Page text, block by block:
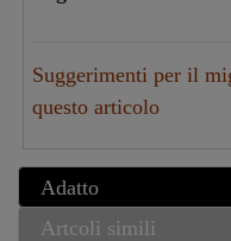
Suggerimenti per il
questo articolo
Adatto
Artcoli simili